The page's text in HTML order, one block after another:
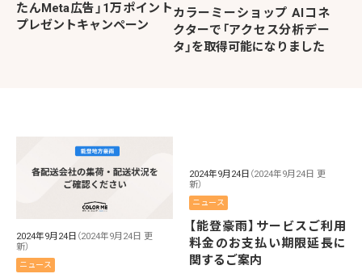
たんMeta広告」1万ポイント
プレゼントキャンペーン
カラーミーショップ AIコネ
クターで「アクセス分析デー
タ」を取得可能になりました
2024年9月24日 （2024年9月24日 更
新）
ニュース
2024年9月24日 （2024年9月24日 更
新）
ニュース
【能登豪雨】サービスご利用
料金のお支払い期限延長に
関するご案内